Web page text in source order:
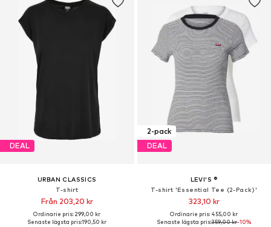
DEAL
URBAN CLASSICS
T-shirt
Från 203,20 kr
Ordinarie pris: 299,00 kr
Senaste lägsta pris:190,50 kr
2-pack
DEAL
LEVI'S ®
T-shirt 'Essential Tee (2-Pack)'
323,10 kr
Ordinarie pris: 455,00 kr
Senaste lägsta pris:359,00 kr-10%